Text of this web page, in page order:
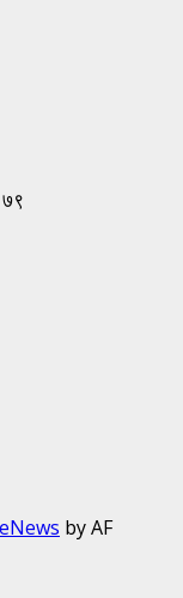
by AF